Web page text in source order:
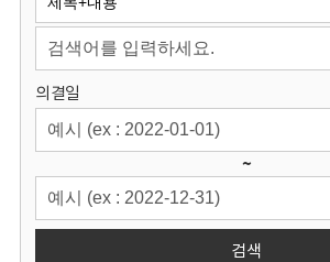
회
의결일
~
검색